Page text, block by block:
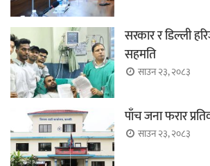
सरकार र डिल्ली
सहमति
साउन २३, २०८३
पाँच जना फरार
साउन २३, २०८३